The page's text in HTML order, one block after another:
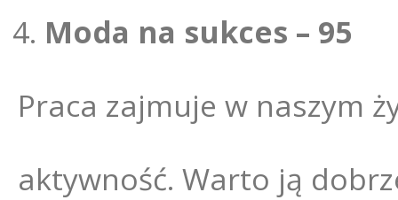
Moda na sukces – 95
Praca zajmuje w naszym
aktywność. Warto ją